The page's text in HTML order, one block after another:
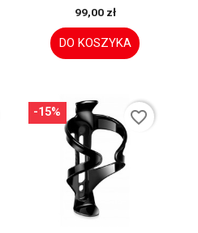
99,00 zł
DO KOSZYKA
-15% favorite_border